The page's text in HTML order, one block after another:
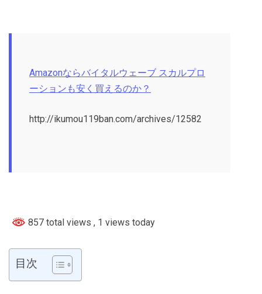
Amazonならバイタルウェーブ スカルプロ
ーションも安く買えるのか？
http://ikumou119ban.com/archives/12582
857 total views , 1 views today
目次